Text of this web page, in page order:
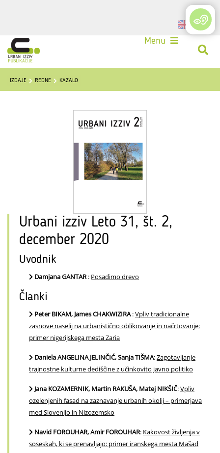
Login
Menu
IZDAJE REDNE KAZALO
Urbani izziv Leto 31, št. 2,
december 2020
Uvodnik
Damjana GANTAR: Posadimo drevo
Članki
Peter BIKAM, James CHAKWIZIRA:Vpliv tradicionalne
zasnove naselij na urbanistično oblikovanje in načrtovanje:
primer nigerijskega mesta Zaria
Daniela ANGELINA JELINČIĆ, Sanja TIŠMA:Zagotavljanje
trajnostne kulturne dediščine z učinkovito javno politiko
Jana KOZAMERNIK, Martin RAKUŠA, Matej NIKŠIČ:Vpliv
ozelenjenih fasad na zaznavanje urbanih okolij – primerjava
med Slovenijo in Nizozemsko
Navid FOROUHAR, Amir FOROUHAR: Kakovost življenja v
soseskah, ki se prenavljajo: primer iranskega mesta Mašad